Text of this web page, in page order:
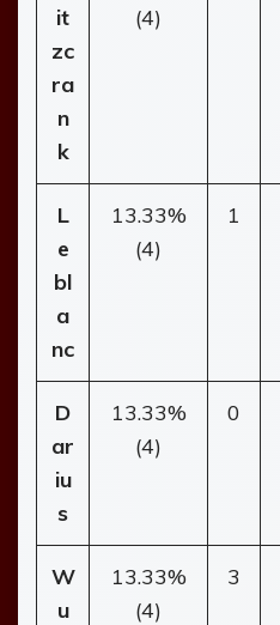
it
zc
ra
n
k
(4)
L
e
bl
a
nc
13.33%
(4)
1
D
ar
iu
s
13.33%
(4)
0
W
u
13.33%
(4)
3